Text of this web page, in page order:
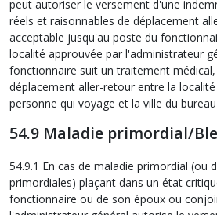
peut autoriser le versement d'une
réels et raisonnables de déplacement
acceptable jusqu'au poste du
localité approuvée par l'administrateur
fonctionnaire suit un traitement
déplacement aller-retour entre la
personne qui voyage et la ville du
54.9 Maladie primordial/
54.9.1 En cas de maladie primordial (ou
primordiales) plaçant dans un état
fonctionnaire ou de son époux ou